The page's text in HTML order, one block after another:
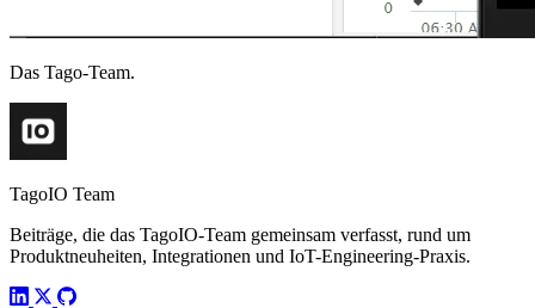
Das Tago-Team.
TagoIO Team
Beiträge, die das TagoIO-Team gemeinsam verfasst, rund um
Produktneuheiten, Integrationen und IoT-Engineering-Praxis.